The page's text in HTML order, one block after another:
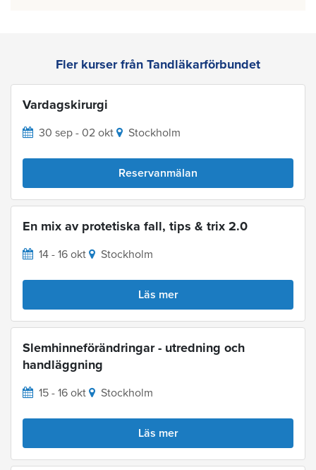
Fler kurser från Tandläkarförbundet
Vardagskirurgi
30 sep - 02 okt Stockholm
Reservanmälan
En mix av protetiska fall, tips & trix 2.0
14 - 16 okt Stockholm
Läs mer
Slemhinneförändringar - utredning och
handläggning
15 - 16 okt Stockholm
Läs mer